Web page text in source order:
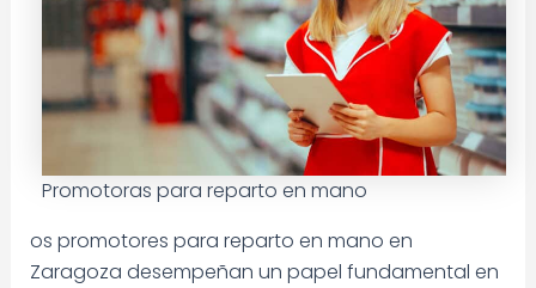
Promotoras para reparto en mano
os promotores para reparto en mano en
Zaragoza desempeñan un papel fundamental en